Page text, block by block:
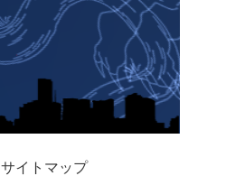
サイトマップ